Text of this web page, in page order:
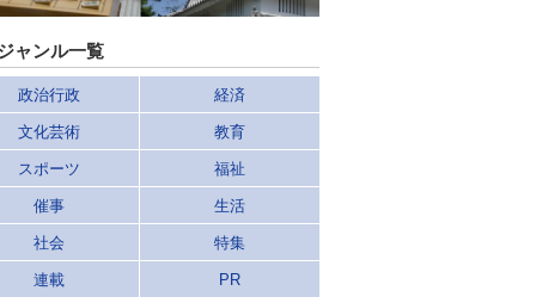
ャンル一覧
政治行政 経済
文化芸術 教育
スポーツ 福祉
催事 生活
社会 特集
連載 PR